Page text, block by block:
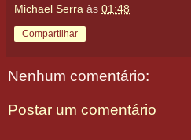
Michael Serra às 01:48
Compartilhar
Nenhum comentário:
Postar um comentário